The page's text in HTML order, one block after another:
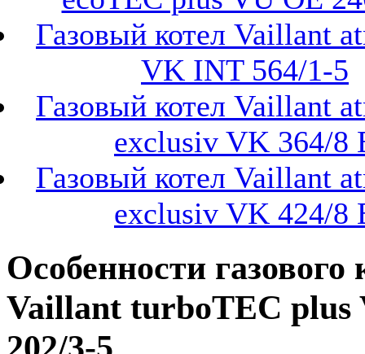
Газовый котел Vaillant
VK INT 564/1-5
Газовый котел Vaillant
exclusiv VK 364/8
Газовый котел Vaillant
exclusiv VK 424/8
Особенности газового
Vaillant turboTEC plus